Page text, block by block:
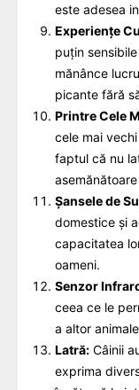
este adesea
Experiențe
puțin
mănânce
picante fără
Printre Cele
cele mai
faptul că nu
Șansele de
domestice și
capacitatea
oameni.
Senzor
ceea ce le
a altor
Latră: Câinii
exprima